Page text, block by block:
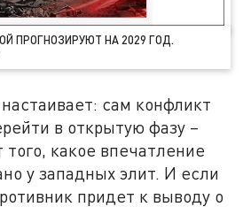
ПРОГНОЗИРУЮТ НА 2029 ГОД.
сам конфликт
в открытую фазу –
того, какое впечатление
у западных элит. И если
придет к выводу о